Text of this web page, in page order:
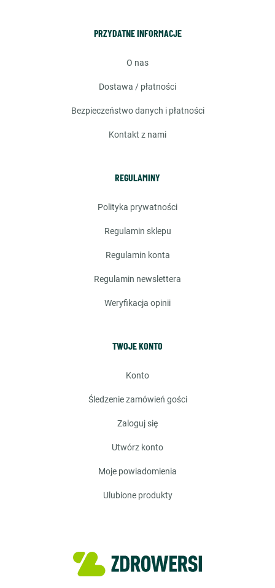
PRZYDATNE INFORMACJE
o nas
dostawa / płatności
bezpieczeństwo danych i płatności
kontakt z nami
REGULAMINY
polityka prywatności
regulamin sklepu
regulamin konta
regulamin newslettera
weryfikacja opinii
TWOJE KONTO
konto
śledzenie zamówień gości
zaloguj się
utwórz konto
moje powiadomienia
ulubione produkty